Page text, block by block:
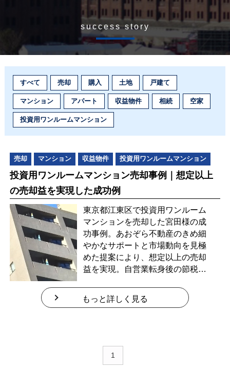
success story
すべて 売却 購入 土地 戸建て
マンション アパート 収益物件 相続 空家
投資用ワンルームマンション
売却 マンション 収益物件 投資用ワンルームマンション
投資用ワンルームマンション売却事例｜想定以上
の売却益を実現した成功例
東京都江東区で投資用ワンルーム
マンションを売却した宮田様の成
功事例。あおぞら不動産のきめ細
やかなサポートと市場動向を見極
めた提案により、想定以上の売却
益を実現。自営業転身後の節税効
寧な対応で、安心して売却を進め
ることができました。
もっと詳しく見る
1